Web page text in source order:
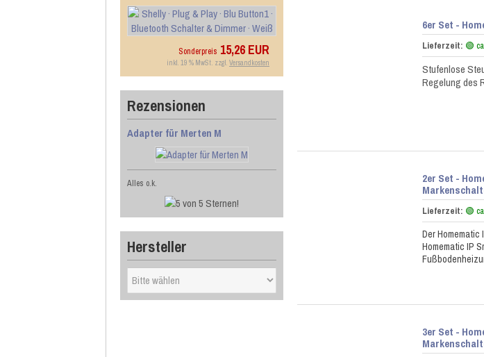
Sonderpreis 15,26 EUR
inkl. 19 % MwSt. zzgl. Versandkosten
Rezensionen
Adapter für Merten M
Alles o.k.
Hersteller
6er Set -
Lieferzeit: 🟢
Stufenlose
Regelung des
2er Set -
Lieferzeit: 🟢
Der
Homematic IP
3er Set -